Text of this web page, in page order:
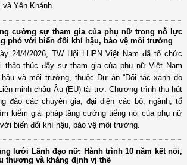
Yên Khánh.
cường sự tham gia của phụ nữ trong nỗ lực
phó với biến đổi khí hậu, bảo vệ môi trường
24/4/2026, TW Hội LHPN Việt Nam đã tổ chức
thảo thúc đẩy sự tham gia của phụ nữ Việt Nam
và môi trường, thuộc Dự án “Đối tác xanh do
minh châu Âu (EU) tài trợ. Chương trình thu hút
đảo các chuyên gia, đại diện các bộ, ngành, tổ
kiếm giải pháp tăng cường tiếng nói của phụ nữ
biến đổi khí hậu, bảo vệ môi trường.
lưới Lãnh đạo nữ: Hành trình 10 năm kết nối,
thương và khẳng định vị thế